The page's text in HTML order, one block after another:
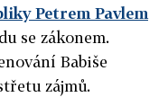
Petrem Pavlem
se zákonem.
Babiše
zájmů.